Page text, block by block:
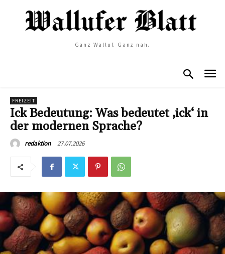
Ganz Walluf. Ganz nah.
FREIZEIT
Ick Bedeutung: Was bedeutet ‚ick‘ in
der modernen Sprache?
redaktion 27.07.2026